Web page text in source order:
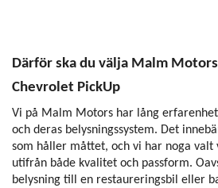
Därför ska du välja Malm
Chevrolet PickUp
Vi på Malm Motors har lång
och deras belysningssystem. Det
som håller måttet, och vi har noga
utifrån både kvalitet och passform.
belysning till en restaureringsbil eller